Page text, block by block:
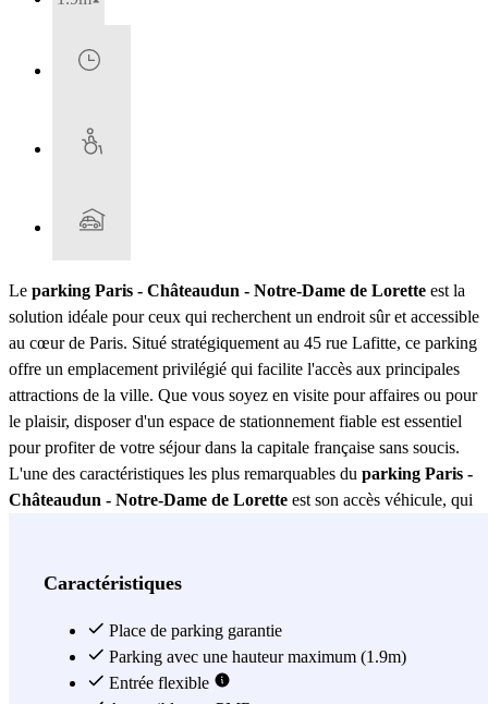
Le parking Paris - Châteaudun - Notre-Dame de Lorette est la
solution idéale pour ceux qui recherchent un endroit sûr et accessible
au cœur de Paris. Situé stratégiquement au 45 rue Lafitte, ce parking
offre un emplacement privilégié qui facilite l'accès aux principales
attractions de la ville. Que vous soyez en visite pour affaires ou pour
le plaisir, disposer d'un espace de stationnement fiable est essentiel
pour profiter de votre séjour dans la capitale française sans soucis.
L'une des caractéristiques les plus remarquables du parking Paris -
Châteaudun - Notre-Dame de Lorette est son accès véhicule, qui
une entrée et une sortie sans complications. L'accès est marqué par
ceux qui visitent la zone pour la première fois. De plus, les
panneaux roses de Zenpark situés sur le portail assurent qu'il n'y ait
pas de confusion lors de la recherche de la bonne entrée. La sécurité
Caractéristiques
Place de parking garantie
Parking avec une hauteur maximum (1.9m)
Entrée flexible